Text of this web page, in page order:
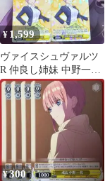
¥ 1,599
ヴァイスシュヴァルツ
R 仲良し姉妹 中野一花
4枚セット売り
¥300